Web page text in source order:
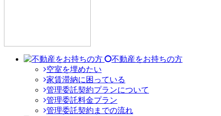
不動産をお持ちの方
空室を埋めたい
家賃滞納に困っている
管理委託契約プランについて
管理委託料金プラン
管理委託契約までの流れ